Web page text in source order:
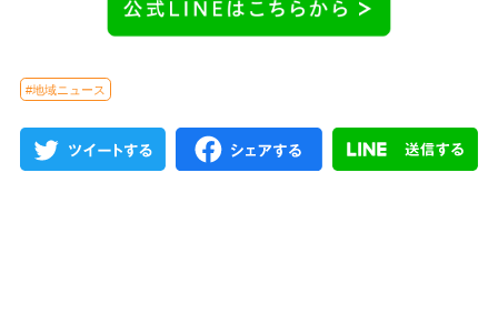
#地域ニュース